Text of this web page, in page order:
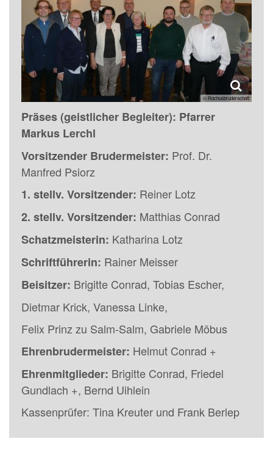
© Rochusbruderschaft
Präses (geistlicher Begleiter): Pfarrer
Markus Lerchl
Vorsitzender Brudermeister: Prof. Dr.
Manfred Psiorz
1. stellv. Vorsitzender: Reiner Lotz
2. stellv. Vorsitzender: Matthias Conrad
Schatzmeisterin: Katharina Lotz
Schriftführerin: Rainer Meisser
Beisitzer: Brigitte Conrad, Tobias Escher,
Dietmar Krick, Vanessa Linke,
Felix Prinz zu Salm-Salm, Gabriele Möbus
Ehrenbrudermeister: Helmut Conrad +
Ehrenmitglieder: Brigitte Conrad, Friedel
Gundlach +, Bernd Uihlein
Kassenprüfer: Tina Kreuter und Frank Berlep